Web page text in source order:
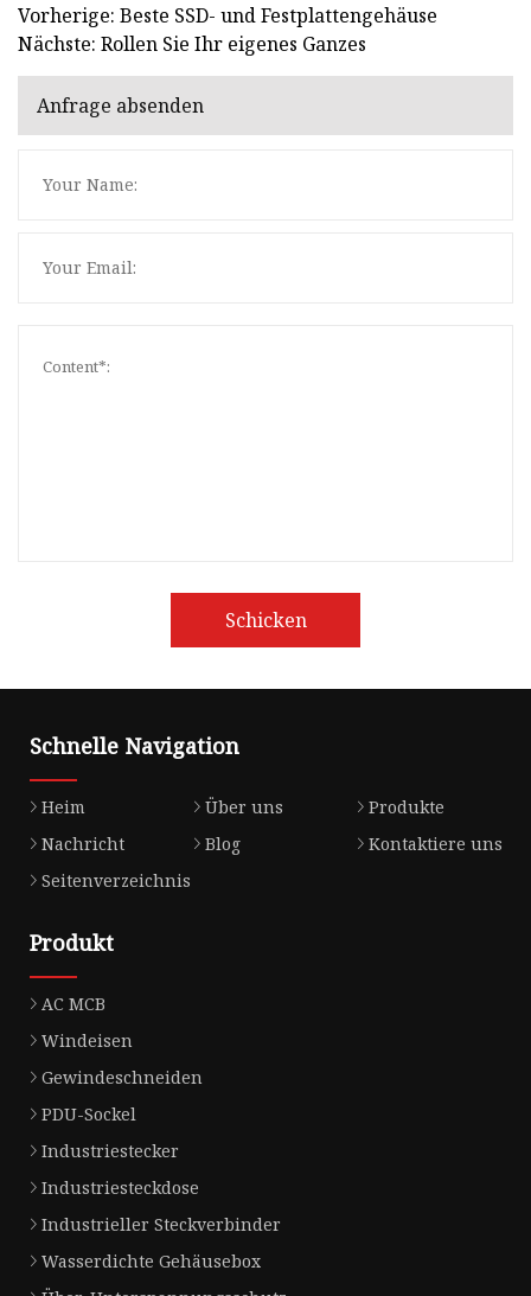
Vorherige: Beste SSD- und Festplattengehäuse
Nächste: Rollen Sie Ihr eigenes Ganzes
Anfrage absenden
Schicken
Schnelle Navigation
Heim Über uns
Produkte
Nachricht
Blog
Kontaktiere uns
Seitenverzeichnis
Produkt
AC MCB
Windeisen
Gewindeschneiden
PDU-Sockel
Industriestecker
Industriesteckdose
Industrieller Steckverbinder
Wasserdichte Gehäusebox